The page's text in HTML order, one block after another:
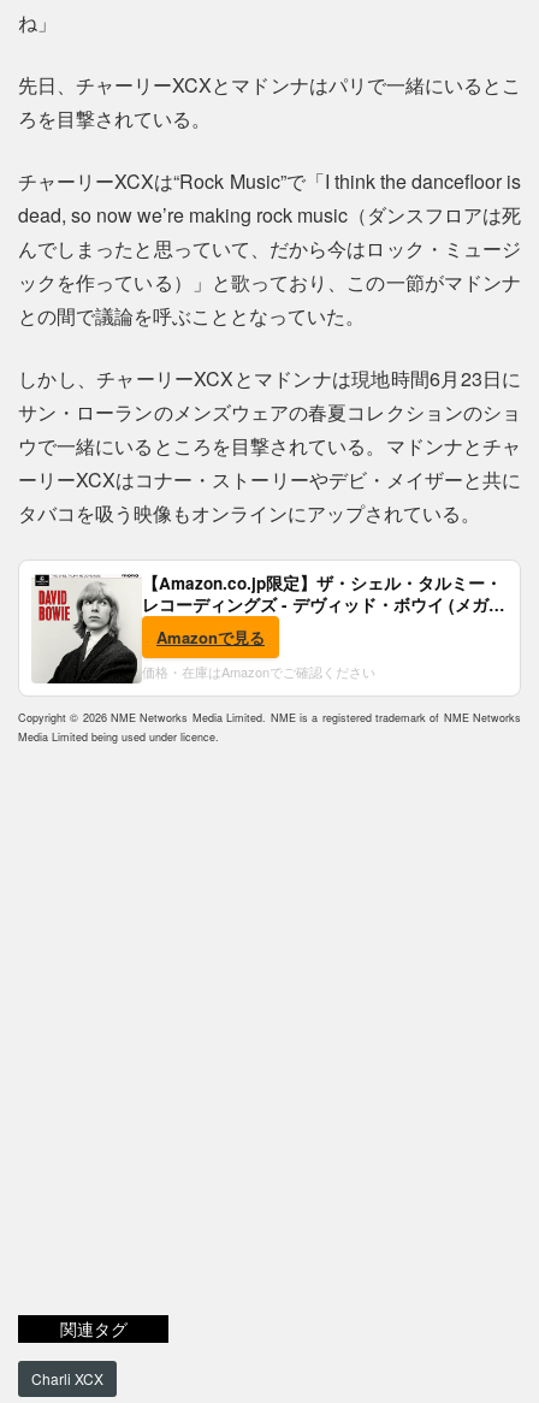
ね」
先日、チャーリーXCXとマドンナはパリで一緒にいるとこ
ろを目撃されている。
チャーリーXCXは“Rock Music”で「I think the dancefloor is
dead, so now we’re making rock music（ダンスフロアは死
んでしまったと思っていて、だから今はロック・ミュージ
ックを作っている）」と歌っており、この一節がマドンナ
との間で議論を呼ぶこととなっていた。
しかし、チャーリーXCXとマドンナは現地時間6月23日に
サン・ローランのメンズウェアの春夏コレクションのショ
ウで一緒にいるところを目撃されている。マドンナとチャ
ーリーXCXはコナー・ストーリーやデビ・メイザーと共に
タバコを吸う映像もオンラインにアップされている。
【Amazon.co.jp限定】ザ・シェル・タルミー・
レコーディングズ - デヴィッド・ボウイ (メガジ
ャケ付)
Amazonで見る
価格・在庫はAmazonでご確認ください
Copyright © 2026 NME Networks Media Limited. NME is a registered trademark of NME Networks
Media Limited being used under licence.
関連タグ
Charli XCX